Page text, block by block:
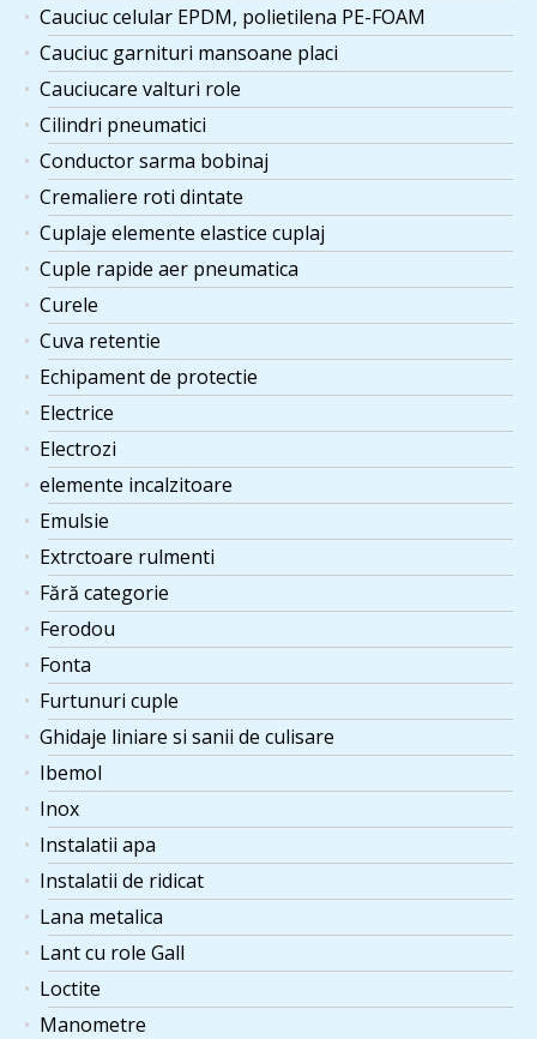
Cauciuc celular EPDM, polietilena PE-FOAM
Cauciuc garnituri mansoane placi
Cauciucare valturi role
Cilindri pneumatici
Conductor sarma bobinaj
Cremaliere roti dintate
Cuplaje elemente elastice cuplaj
Cuple rapide aer pneumatica
Curele
Cuva retentie
Echipament de protectie
Electrice
Electrozi
elemente incalzitoare
Emulsie
Extrctoare rulmenti
Fără categorie
Ferodou
Fonta
Furtunuri cuple
Ghidaje liniare si sanii de culisare
Ibemol
Inox
Instalatii apa
Instalatii de ridicat
Lana metalica
Lant cu role Gall
Loctite
Manometre